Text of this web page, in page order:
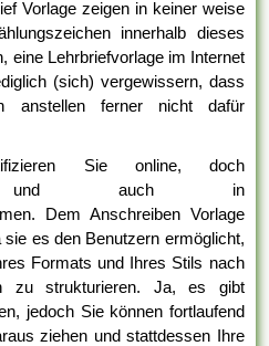
Vorlage zeigen in keiner weise
innerhalb dieses
eine Lehrbriefvorlage im Internet
(sich) vergewissern, dass
anstellen ferner nicht dafür
Sie online, doch
und auch in
Dem Anschreiben Vorlage
es den Benutzern ermöglicht,
Formats und Ihres Stils nach
zu strukturieren. Ja, es gibt
jedoch Sie können fortlaufend
ziehen und stattdessen Ihre